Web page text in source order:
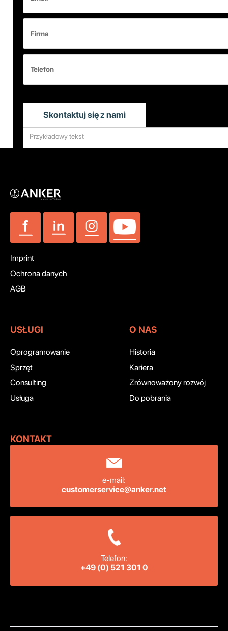
Imprint
Ochrona danych
AGB
USŁUGI
Oprogramowanie
Sprzęt
Consulting
Usługa
O NAS
Historia
Kariera
Zrównoważony rozwój
Do pobrania
KONTAKT ‍
e-mail:
customerservice@anker.net
Telefon:
+49 (0) 521 301 0